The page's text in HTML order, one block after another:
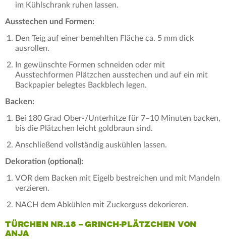
im Kühlschrank ruhen lassen.
Ausstechen und Formen:
Den Teig auf einer bemehlten Fläche ca. 5 mm dick
ausrollen.
In gewünschte Formen schneiden oder mit
Ausstechformen Plätzchen ausstechen und auf ein mit
Backpapier belegtes Backblech legen.
Backen:
Bei 180 Grad Ober-/Unterhitze für 7–10 Minuten backen,
bis die Plätzchen leicht goldbraun sind.
Anschließend vollständig auskühlen lassen.
Dekoration (optional):
VOR dem Backen mit Eigelb bestreichen und mit Mandeln
verzieren.
NACH dem Abkühlen mit Zuckerguss dekorieren.
TÜRCHEN NR.18 – GRINCH-PLÄTZCHEN VON
ANJA